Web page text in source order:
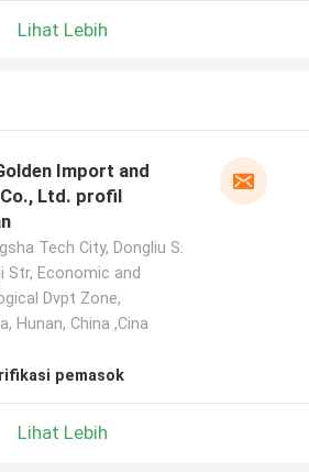
Lihat Lebih
Import and
Ltd. profil
Tech City, Dongliu S.
Str, Economic and
Dvpt Zone,
Hunan, China ,Cina
pemasok
Lihat Lebih